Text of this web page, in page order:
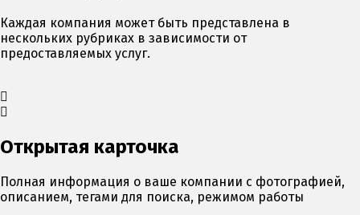
Каждая компания может быть представлена в
нескольких рубриках в зависимости от
предоставляемых услуг.
Открытая карточка
Полная информация о ваше компании с фотографией,
описанием, тегами для поиска, режимом работы